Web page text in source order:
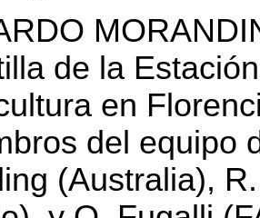
de la
en
del equipo
(Australia),